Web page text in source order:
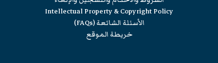
Intellectual Property & Copyright Policy
الأسئلة الشائعة (FAQs)
خريطة الموقع